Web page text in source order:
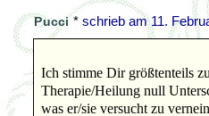
Pucci* schrieb am11.
Ich stimme Dir größtenteils
Therapie/Heilung null
was er/sie versucht zu